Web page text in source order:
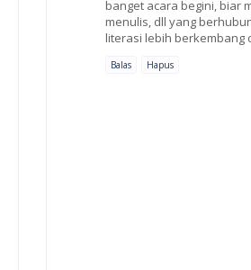
banget acara begini, biar
menulis, dll yang
literasi lebih berkembang
Balas Hapus